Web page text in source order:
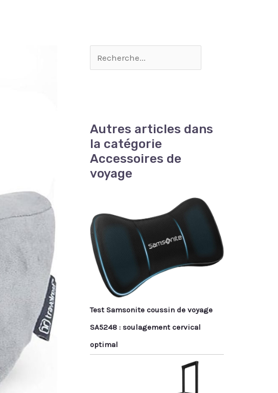
Autres articles dans
la catégorie
Accessoires de
voyage
Test Samsonite coussin de voyage
SA5248 : soulagement cervical
optimal